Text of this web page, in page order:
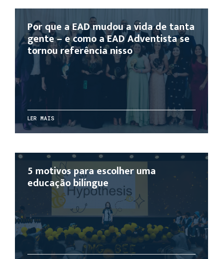
Por que a EAD mudou a vida de tanta
gente – e como a EAD Adventista se
tornou referência nisso
LER MAIS
5 motivos para escolher uma
educação bilíngue